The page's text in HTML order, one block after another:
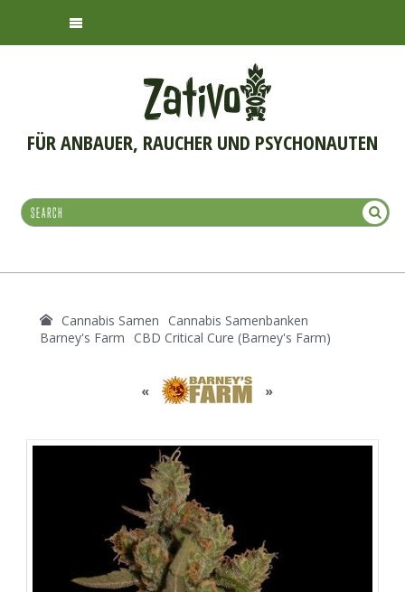
FÜR ANBAUER, RAUCHER UND PSYCHONAUTEN
Cannabis Samen
Cannabis Samenbanken
Barney's Farm
CBD Critical Cure (Barney's Farm)
« »